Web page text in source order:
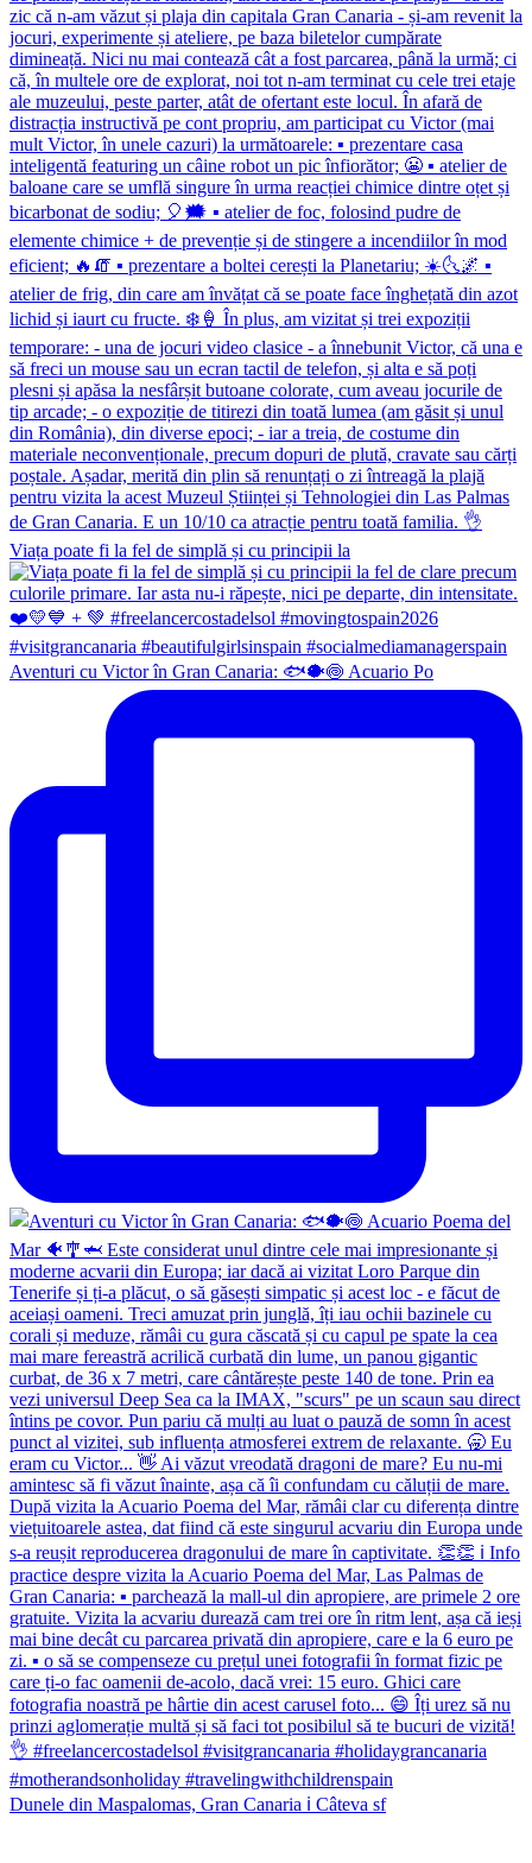
Viața poate fi la fel de simplă și cu principii la
Aventuri cu Victor în Gran Canaria: 🐟🐡🍥 Acuario Po
Dunele din Maspalomas, Gran Canaria ℹ️ Câteva sf